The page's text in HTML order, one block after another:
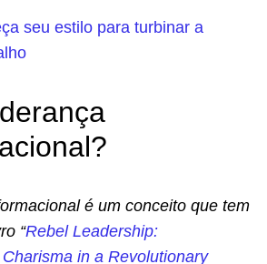
seu estilo para turbinar a
é um conceito que tem
“Rebel Leadership:
in a Revolutionary